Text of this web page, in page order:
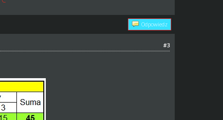
Odpowiedz
#3